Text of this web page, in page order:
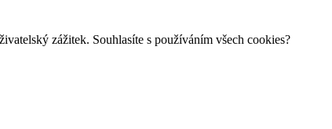
zážitek. Souhlasíte s používáním všech cookies?